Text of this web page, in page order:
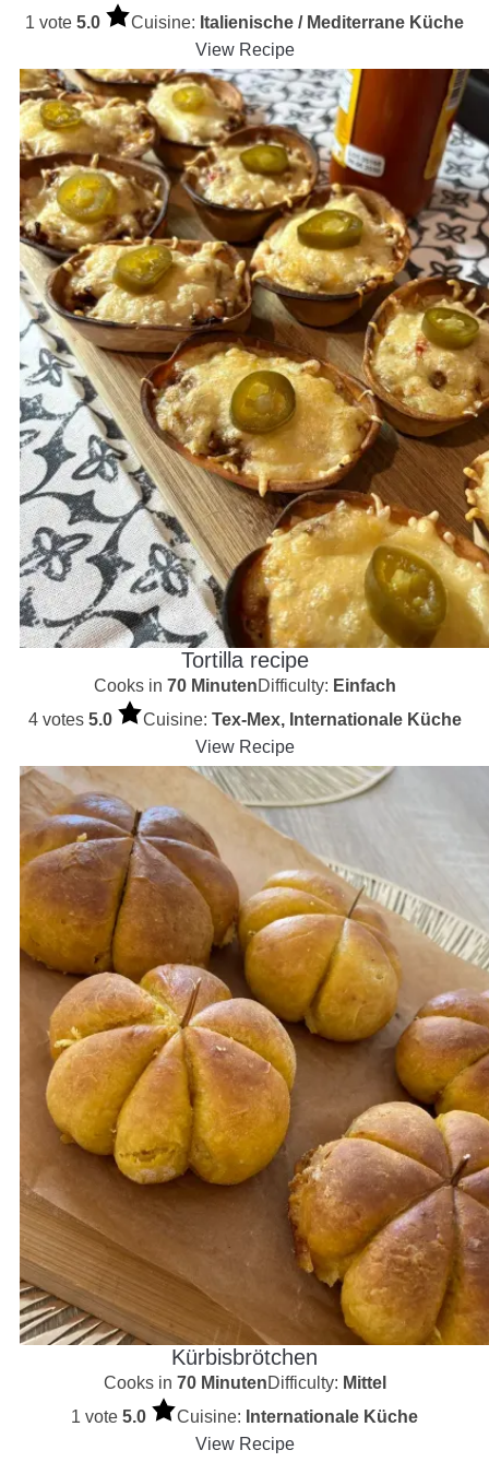
1 vote 5.0 Cuisine: Italienische / Mediterrane Küche
View Recipe
Tortilla recipe
Cooks in 70 MinutenDifficulty: Einfach
4 votes 5.0 Cuisine: Tex-Mex, Internationale Küche
View Recipe
Kürbisbrötchen
Cooks in 70 MinutenDifficulty: Mittel
1 vote 5.0 Cuisine: Internationale Küche
View Recipe